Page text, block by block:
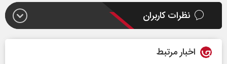
نظرات کاربران
اخبار مرتبط